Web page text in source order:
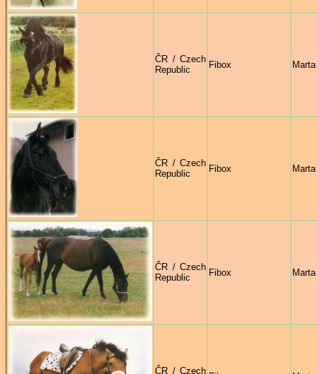
ČR / Czech
Republic
Fibox
ČR / Czech
Republic
Fibox
ČR / Czech
Republic
Fibox
ČR / Czech